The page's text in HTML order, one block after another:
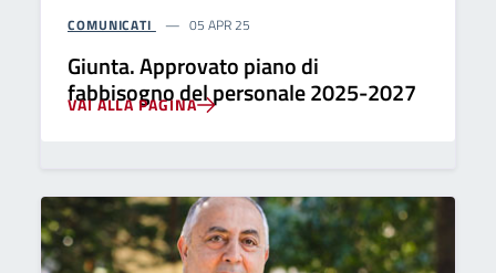
COMUNICATI 05 APR 25
Giunta. Approvato piano di
fabbisogno del personale 2025-2027
VAI ALLA PAGINA